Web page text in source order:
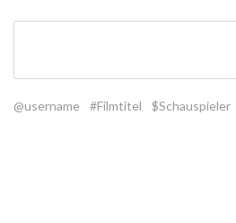
@username #Filmtitel $Schauspieler